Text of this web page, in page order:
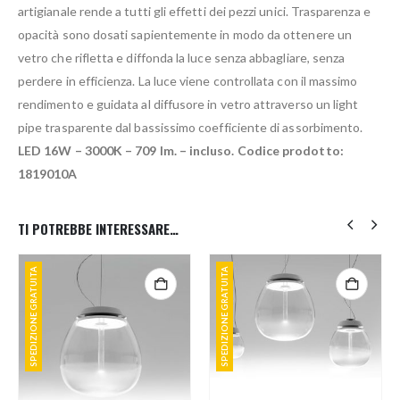
artigianale rende a tutti gli effetti dei pezzi unici. Trasparenza e
opacità sono dosati sapientemente in modo da ottenere un
vetro che rifletta e diffonda la luce senza abbagliare, senza
perdere in efficienza. La luce viene controllata con il massimo
rendimento e guidata al diffusore in vetro attraverso un light
pipe trasparente dal bassissimo coefficiente di assorbimento.
LED 16W – 3000K – 709 lm. – incluso. Codice prodotto:
1819010A
TI POTREBBE INTERESSARE…
SPEDIZIONE GRATUITA SPEDIZIONE GRATUITA